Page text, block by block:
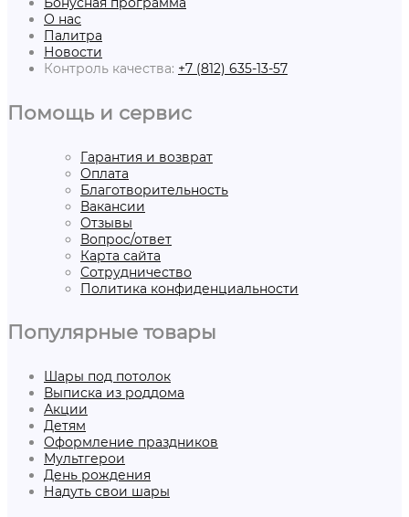
О нас
Палитра
Новости
Контроль качества: +7 (812) 635-13-57
Помощь и сервис
Гарантия и возврат
Оплата
Благотворительность
Вакансии
Отзывы
Вопрос/ответ
Карта сайта
Сотрудничество
Политика конфиденциальности
Популярные товары
Шары под потолок
Выписка из роддома
Акции
Детям
Оформление праздников
Мультгерои
День рождения
Надуть свои шары